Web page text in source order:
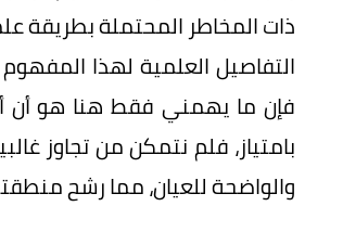
ذات المخاطر المحتملة بطريقة
التفاصيل العلمية لهذا
فإن ما يهمني فقط هنا هو أن
بامتياز، فلم نتمكن من تجاوز
والواضحة للعيان، مما رشح